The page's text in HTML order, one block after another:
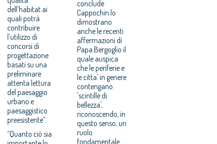
dell’habitat ai
quali potrà
contribuire
l’utilizzo di
concorsi di
progettazione
basati su una
preliminare
attenta lettura
del paesaggio
urbano e
paesaggistico
preesistente”.
“Quanto ciò sia
conclude
Cappochin lo
dimostrano
anche le recenti
affermazioni di
Papa Bergoglio il
quale auspica
che le periferie e
le citta' in genere
contengano
'scintille di
bellezza',
riconoscendo, in
questo senso, un
ruolo
fondamentale